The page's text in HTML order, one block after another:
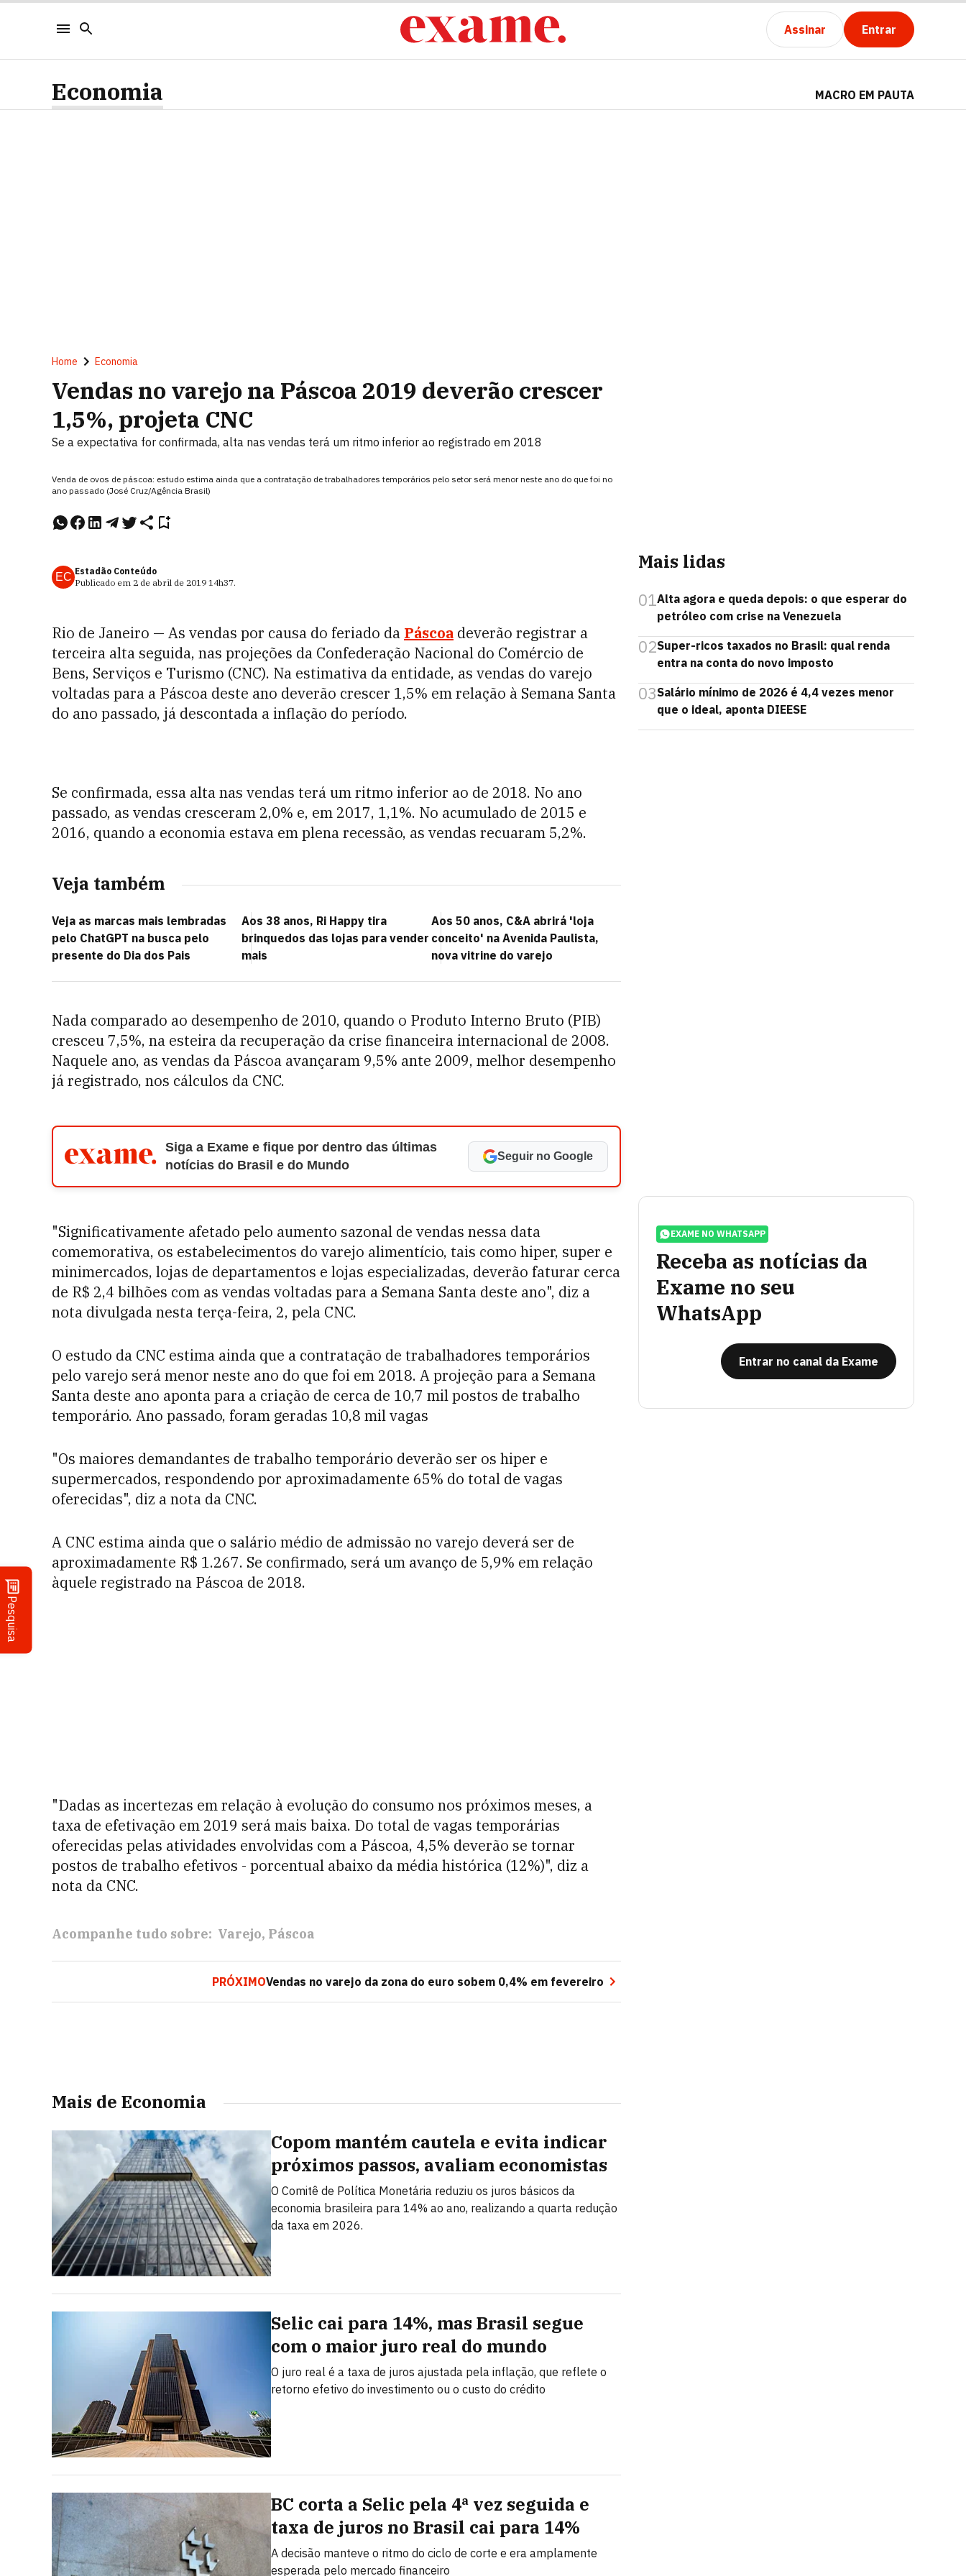
Assinar Entrar
Pesquisa
Economia MACRO EM PAUTA
Home Economia
Vendas no varejo na Páscoa 2019 deverão crescer
1,5%, projeta CNC
Se a expectativa for confirmada, alta nas vendas terá um ritmo inferior ao registrado em 2018
Venda de ovos de páscoa: estudo estima ainda que a contratação de trabalhadores temporários pelo setor será menor neste ano do que foi no
ano passado (José Cruz/Agência Brasil)
EC Estadão Conteúdo
Publicado em 2 de abril de 2019 14h37.
Rio de Janeiro — As vendas por causa do feriado da Páscoa deverão registrar a
terceira alta seguida, nas projeções da Confederação Nacional do Comércio de
Bens, Serviços e Turismo (CNC). Na estimativa da entidade, as vendas do varejo
voltadas para a Páscoa deste ano deverão crescer 1,5% em relação à Semana Santa
do ano passado, já descontada a inflação do período.
Se confirmada, essa alta nas vendas terá um ritmo inferior ao de 2018. No ano
passado, as vendas cresceram 2,0% e, em 2017, 1,1%. No acumulado de 2015 e
2016, quando a economia estava em plena recessão, as vendas recuaram 5,2%.
Veja também
Veja as marcas mais lembradas
pelo ChatGPT na busca pelo
presente do Dia dos Pais
Aos 38 anos, Ri Happy tira
brinquedos das lojas para vender
mais
Aos 50 anos, C&A abrirá 'loja
conceito' na Avenida Paulista,
nova vitrine do varejo
Nada comparado ao desempenho de 2010, quando o Produto Interno Bruto (PIB)
cresceu 7,5%, na esteira da recuperação da crise financeira internacional de 2008.
Naquele ano, as vendas da Páscoa avançaram 9,5% ante 2009, melhor desempenho
já registrado, nos cálculos da CNC.
Siga a Exame e fique por dentro das últimas
notícias do Brasil e do Mundo
Seguir no Google
"Significativamente afetado pelo aumento sazonal de vendas nessa data
comemorativa, os estabelecimentos do varejo alimentício, tais como hiper, super e
minimercados, lojas de departamentos e lojas especializadas, deverão faturar cerca
de R$ 2,4 bilhões com as vendas voltadas para a Semana Santa deste ano", diz a
nota divulgada nesta terça-feira, 2, pela CNC.
O estudo da CNC estima ainda que a contratação de trabalhadores temporários
pelo varejo será menor neste ano do que foi em 2018. A projeção para a Semana
Santa deste ano aponta para a criação de cerca de 10,7 mil postos de trabalho
temporário. Ano passado, foram geradas 10,8 mil vagas
"Os maiores demandantes de trabalho temporário deverão ser os hiper e
supermercados, respondendo por aproximadamente 65% do total de vagas
oferecidas", diz a nota da CNC.
A CNC estima ainda que o salário médio de admissão no varejo deverá ser de
aproximadamente R$ 1.267. Se confirmado, será um avanço de 5,9% em relação
àquele registrado na Páscoa de 2018.
"Dadas as incertezas em relação à evolução do consumo nos próximos meses, a
taxa de efetivação em 2019 será mais baixa. Do total de vagas temporárias
oferecidas pelas atividades envolvidas com a Páscoa, 4,5% deverão se tornar
postos de trabalho efetivos - porcentual abaixo da média histórica (12%)", diz a
nota da CNC.
Acompanhe tudo sobre: Varejo Páscoa
PRÓXIMOVendas no varejo da zona do euro sobem 0,4% em fevereiro
Mais de Economia
Copom mantém cautela e evita indicar
próximos passos, avaliam economistas
O Comitê de Política Monetária reduziu os juros básicos da
economia brasileira para 14% ao ano, realizando a quarta redução
da taxa em 2026.
Selic cai para 14%, mas Brasil segue
com o maior juro real do mundo
O juro real é a taxa de juros ajustada pela inflação, que reflete o
retorno efetivo do investimento ou o custo do crédito
BC corta a Selic pela 4ª vez seguida e
taxa de juros no Brasil cai para 14%
A decisão manteve o ritmo do ciclo de corte e era amplamente
esperada pelo mercado financeiro
Mais lidas
01Alta agora e queda depois: o que esperar do
petróleo com crise na Venezuela
02Super-ricos taxados no Brasil: qual renda
entra na conta do novo imposto
03Salário mínimo de 2026 é 4,4 vezes menor
que o ideal, aponta DIEESE
EXAME NO WHATSAPP
Receba as notícias da
Exame no seu
WhatsApp
Entrar no canal da Exame